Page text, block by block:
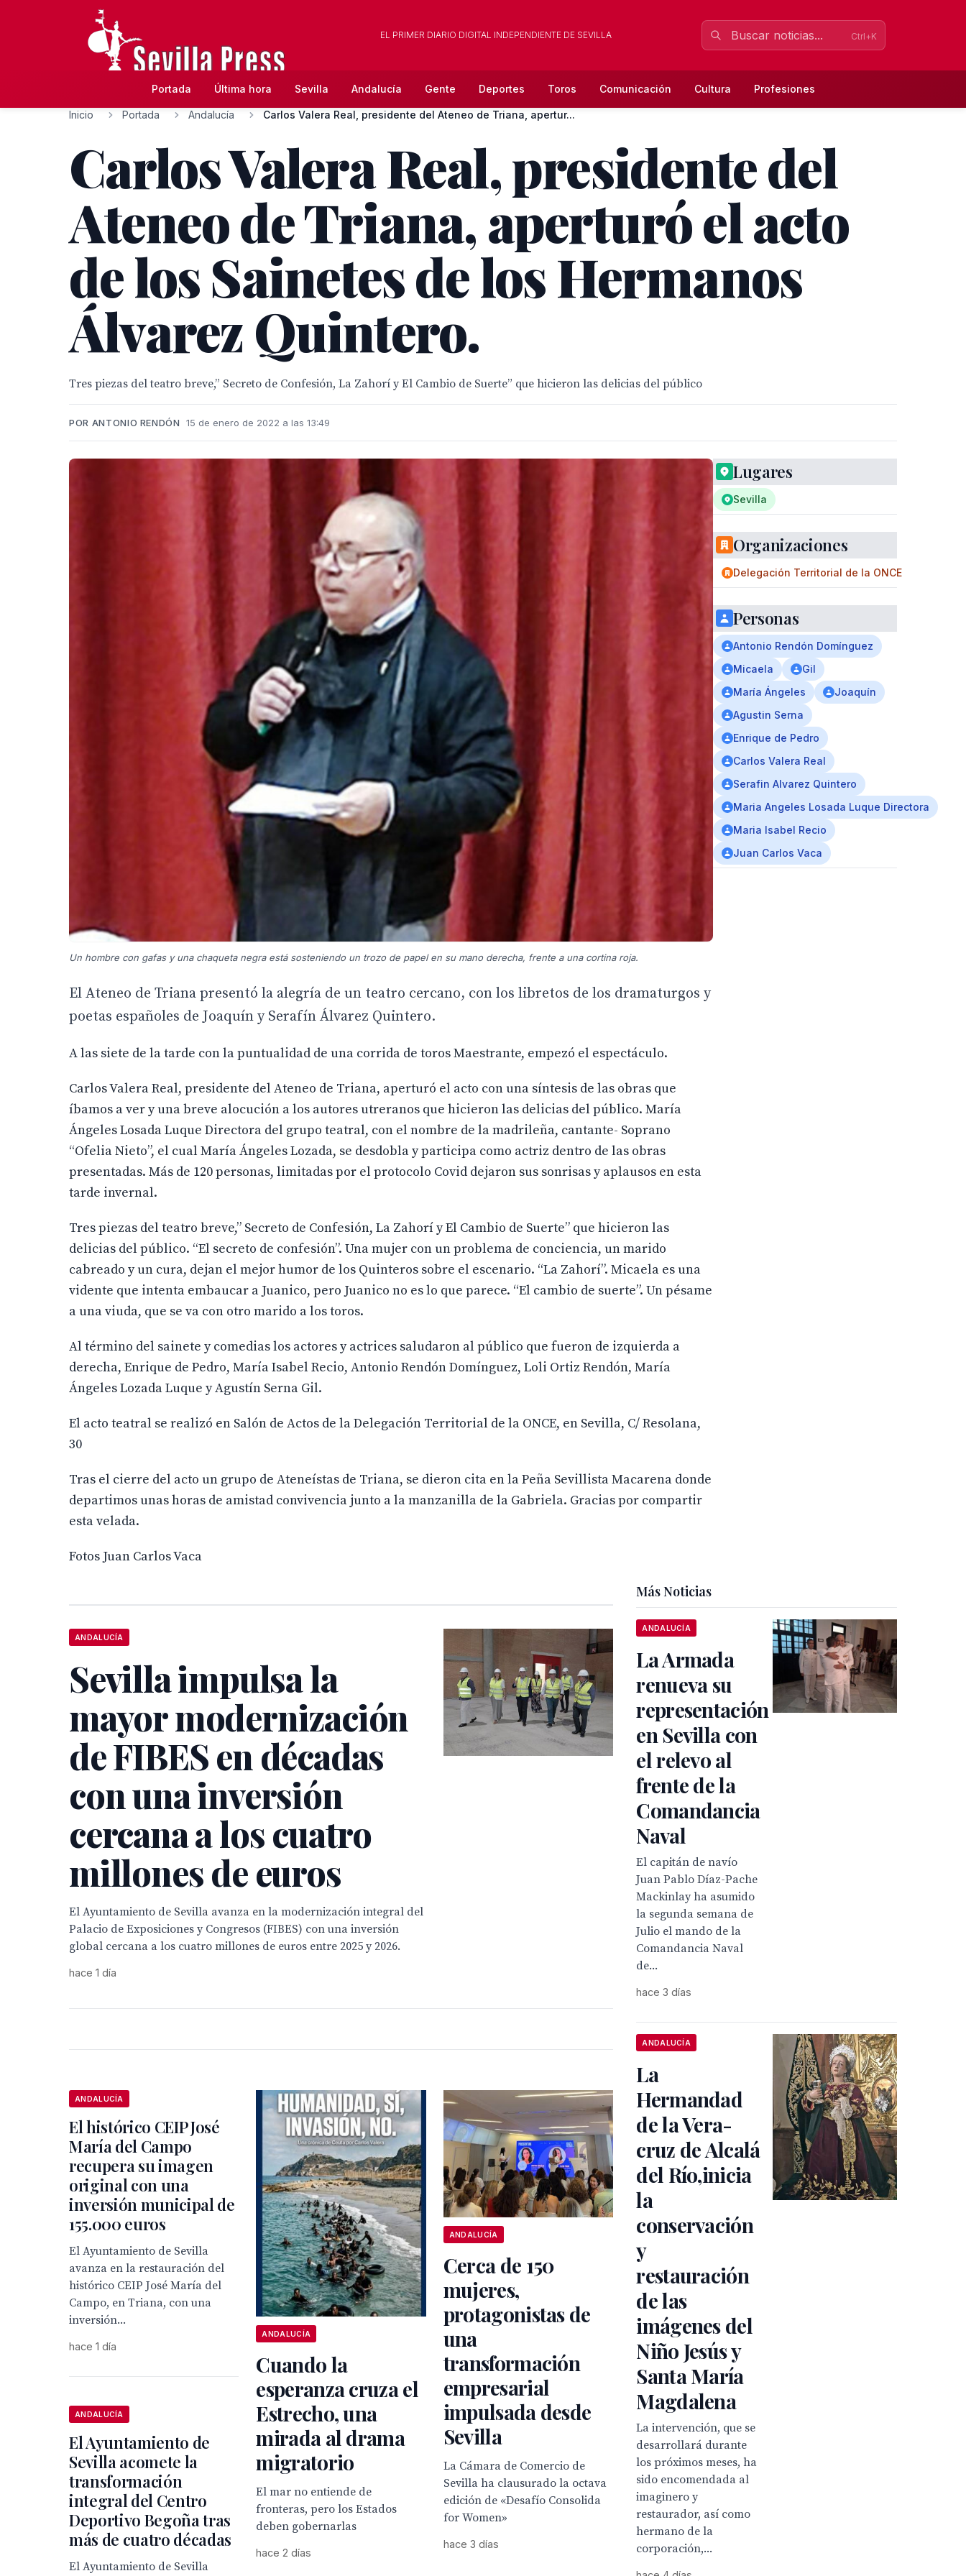
EL PRIMER DIARIO DIGITAL INDEPENDIENTE DE SEVILLA Ctrl+K
Portada Última hora Sevilla Andalucía Gente Deportes Toros Comunicación Cultura Profesiones
Inicio Portada Andalucía Carlos Valera Real, presidente del Ateneo de Triana, apertur...
Carlos Valera Real, presidente del
Ateneo de Triana, aperturó el acto
de los Sainetes de los Hermanos
Álvarez Quintero.
Tres piezas del teatro breve,” Secreto de Confesión, La Zahorí y El Cambio de Suerte” que hicieron las delicias del público
POR ANTONIO RENDÓN 15 de enero de 2022 a las 13:49
Un hombre con gafas y una chaqueta negra está sosteniendo un trozo de papel en su mano derecha, frente a una cortina roja.
El Ateneo de Triana presentó la alegría de un teatro cercano, con los libretos de los dramaturgos y
poetas españoles de Joaquín y Serafín Álvarez Quintero.
A las siete de la tarde con la puntualidad de una corrida de toros Maestrante, empezó el espectáculo.
Carlos Valera Real, presidente del Ateneo de Triana, aperturó el acto con una síntesis de las obras que
íbamos a ver y una breve alocución a los autores utreranos que hicieron las delicias del público. María
Ángeles Losada Luque Directora del grupo teatral, con el nombre de la madrileña, cantante- Soprano
“Ofelia Nieto”, el cual María Ángeles Lozada, se desdobla y participa como actriz dentro de las obras
presentadas. Más de 120 personas, limitadas por el protocolo Covid dejaron sus sonrisas y aplausos en esta
tarde invernal.
Tres piezas del teatro breve,” Secreto de Confesión, La Zahorí y El Cambio de Suerte” que hicieron las
delicias del público. “El secreto de confesión”. Una mujer con un problema de conciencia, un marido
cabreado y un cura, dejan el mejor humor de los Quinteros sobre el escenario. “La Zahorí”. Micaela es una
vidente que intenta embaucar a Juanico, pero Juanico no es lo que parece. “El cambio de suerte”. Un pésame
a una viuda, que se va con otro marido a los toros.
Al término del sainete y comedias los actores y actrices saludaron al público que fueron de izquierda a
derecha, Enrique de Pedro, María Isabel Recio, Antonio Rendón Domínguez, Loli Ortiz Rendón, María
Ángeles Lozada Luque y Agustín Serna Gil.
El acto teatral se realizó en Salón de Actos de la Delegación Territorial de la ONCE, en Sevilla, C/ Resolana,
30
Tras el cierre del acto un grupo de Ateneístas de Triana, se dieron cita en la Peña Sevillista Macarena donde
departimos unas horas de amistad convivencia junto a la manzanilla de la Gabriela. Gracias por compartir
esta velada.
Fotos Juan Carlos Vaca
Lugares
Sevilla
Organizaciones
Delegación Territorial de la ONCE
Personas
Antonio Rendón Domínguez
Micaela
Gil
María Ángeles
Joaquín
Agustin Serna
Enrique de Pedro
Carlos Valera Real
Serafin Alvarez Quintero
Maria Angeles Losada Luque Directora
Maria Isabel Recio
Juan Carlos Vaca
ANDALUCÍA
Sevilla impulsa la
mayor modernización
de FIBES en décadas
con una inversión
cercana a los cuatro
millones de euros
El Ayuntamiento de Sevilla avanza en la modernización integral del
Palacio de Exposiciones y Congresos (FIBES) con una inversión
global cercana a los cuatro millones de euros entre 2025 y 2026.
hace 1 día
ANDALUCÍA
El histórico CEIP José
María del Campo
recupera su imagen
original con una
inversión municipal de
155.000 euros
El Ayuntamiento de Sevilla
avanza en la restauración del
histórico CEIP José María del
Campo, en Triana, con una
inversión...
hace 1 día
ANDALUCÍA
Cuando la
esperanza cruza el
Estrecho, una
mirada al drama
migratorio
El mar no entiende de
fronteras, pero los Estados
deben gobernarlas
hace 2 días
ANDALUCÍA
Cerca de 150
mujeres,
protagonistas de
una
transformación
empresarial
impulsada desde
Sevilla
La Cámara de Comercio de
Sevilla ha clausurado la octava
edición de «Desafío Consolida
for Women»
hace 3 días
ANDALUCÍA
El Ayuntamiento de
Sevilla acomete la
transformación
integral del Centro
Deportivo Begoña tras
más de cuatro décadas
El Ayuntamiento de Sevilla
Más Noticias
ANDALUCÍA
La Armada
renueva su
representación
en Sevilla con
el relevo al
frente de la
Comandancia
Naval
El capitán de navío
Juan Pablo Díaz-Pache
Mackinlay ha asumido
la segunda semana de
Julio el mando de la
Comandancia Naval
de...
hace 3 días
ANDALUCÍA
La
Hermandad
de la Vera-
cruz de Alcalá
del Río,inicia
la
conservación
y
restauración
de las
imágenes del
Niño Jesús y
Santa María
Magdalena
La intervención, que se
desarrollará durante
los próximos meses, ha
sido encomendada al
imaginero y
restaurador, así como
hermano de la
corporación,...